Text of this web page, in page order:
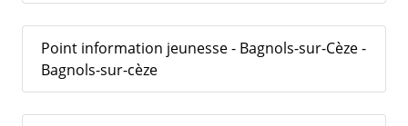
Point information jeunesse - Bagnols-sur-Cèze -
Bagnols-sur-cèze